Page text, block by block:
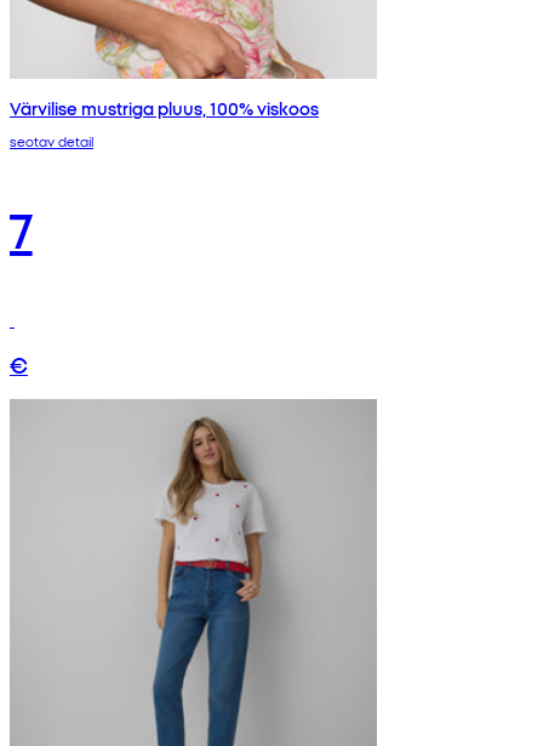
Värvilise mustriga pluus, 100% viskoos
seotav detail
7
€